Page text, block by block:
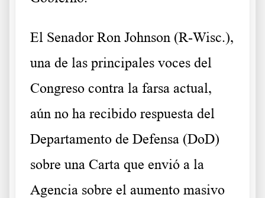
El Senador Ron Johnson (R-Wisc.),
una de las principales voces del
Congreso contra la farsa actual,
aún no ha recibido respuesta del
Departamento de Defensa (DoD)
sobre una Carta que envió a la
Agencia sobre el aumento masivo